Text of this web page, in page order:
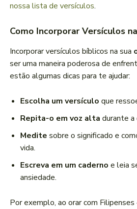
nossa lista de versículos.
Como Incorporar Versículos
Incorporar versículos bíblicos na sua
ser uma maneira poderosa de
estão algumas dicas para te ajudar:
Escolha um versículo que
Repita-o em voz alta durante a
Medite sobre o significado e
vida.
Escreva em um caderno e leia
ansiedade.
Por exemplo, ao orar com